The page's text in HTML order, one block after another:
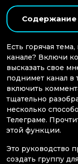
Содержание
Есть горячая
канале? Включи
высказать свое
поднимет канал в
включить
тщательно
несколько
Телеграме.
этой функции.
Это руководство
создать группу